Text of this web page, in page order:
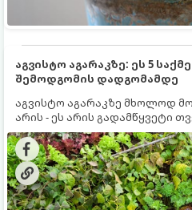
აგვისტო აგარაკზე: ეს 5
შემოდგომის დადგომამდე
აგვისტო აგარაკზე მხოლოდ
არის - ეს არის გადამწყვეტი
ეყრება მომავალი წლის
შემოდგომა-ზამთრის
ნიადაგმა ენერგია
ზამთარს გაუძლონ, აგვისტოს
მნიშვნელოვანი საქმის